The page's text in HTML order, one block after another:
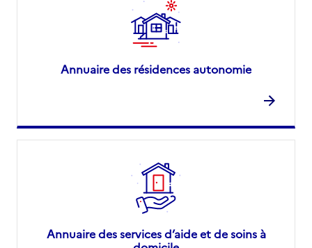
Annuaire des résidences autonomie
Annuaire des services d’aide et de soins à